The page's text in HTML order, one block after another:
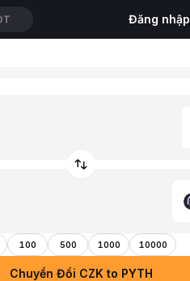
Đăng nhập
100 500 1000 10000
Chuyển Đổi CZK to PYTH